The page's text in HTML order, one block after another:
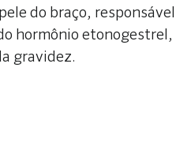
do braço, responsável
hormônio etonogestrel,
gravidez.